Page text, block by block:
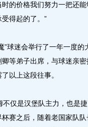
的价格我们努力一把还
得起的了。”
迷会举行了一年一度的
等弟子出席，与球迷亲
以上这段往事。
是汉堡队主力，也是捷
赛之后，随着老国家队